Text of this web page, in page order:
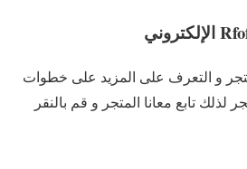
و التعرف على المزيد على خطوات
لذلك تابع معانا المتجر و قم بالنقر